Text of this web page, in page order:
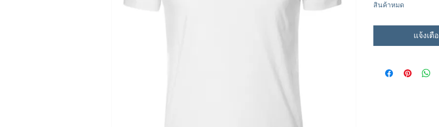
สินค้าหมด
แจ้งเตื